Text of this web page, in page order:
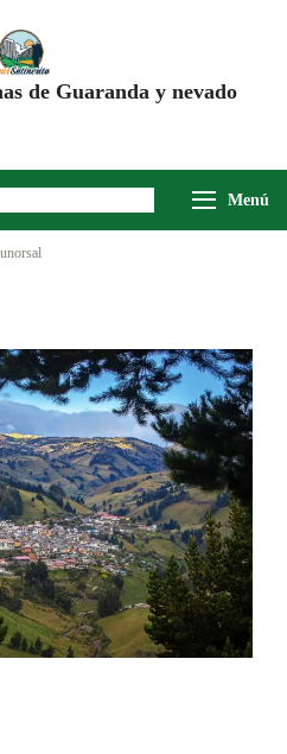
de Guaranda y nevado
El Salinerito, Chocolates El
Menú